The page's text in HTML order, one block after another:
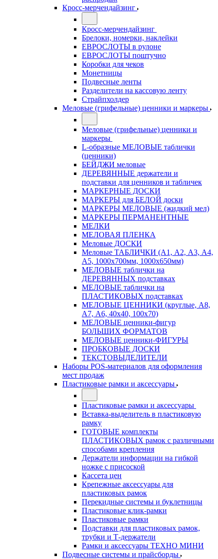
Кросс-мерчендайзинг
Кросс-мерчендайзинг
Брелоки, номерки, наклейки
ЕВРОСЛОТЫ в рулоне
ЕВРОСЛОТЫ поштучно
Коробки для чеков
Монетницы
Подвесные ленты
Разделители на кассовую ленту
Страйпхолдер
Меловые (грифельные) ценники и маркеры
Меловые (грифельные) ценники и
маркеры
L-образные МЕЛОВЫЕ таблички
(ценники)
БЕЙДЖИ меловые
ДЕРЕВЯННЫЕ держатели и
подставки для ценников и табличек
МАРКЕРНЫЕ ДОСКИ
МАРКЕРЫ для БЕЛОЙ доски
МАРКЕРЫ МЕЛОВЫЕ (жидкий мел)
МАРКЕРЫ ПЕРМАНЕНТНЫЕ
МЕЛКИ
МЕЛОВАЯ ПЛЕНКА
Меловые ДОСКИ
Меловые ТАБЛИЧКИ (А1, А2, А3, А4,
А5, 1000х700мм, 1000х650мм)
МЕЛОВЫЕ таблички на
ДЕРЕВЯННЫХ подставках
МЕЛОВЫЕ таблички на
ПЛАСТИКОВЫХ подставках
МЕЛОВЫЕ ЦЕННИКИ (круглые, А8,
А7, А6, 40х40, 100х70)
МЕЛОВЫЕ ценники-фигур
БОЛЬШИХ ФОРМАТОВ
МЕЛОВЫЕ ценники-ФИГУРЫ
ПРОБКОВЫЕ ДОСКИ
ТЕКСТОВЫДЕЛИТЕЛИ
Наборы POS-материалов для оформления
мест продаж
Пластиковые рамки и аксессуары
Пластиковые рамки и аксессуары
Вставка-выделитель в пластиковую
рамку
ГОТОВЫЕ комплекты
ПЛАСТИКОВЫХ рамок с различными
способами крепления
Держатели информации на гибкой
ножке с присоской
Кассета цен
Крепежные аксессуары для
пластиковых рамок
Перекидные системы и буклетницы
Пластиковые клик-рамки
Пластиковые рамки
Подставки для пластиковых рамок,
трубки и Т-держатели
Рамки и аксессуары ТЕХНО МИНИ
Подвесные системы и прайсборды